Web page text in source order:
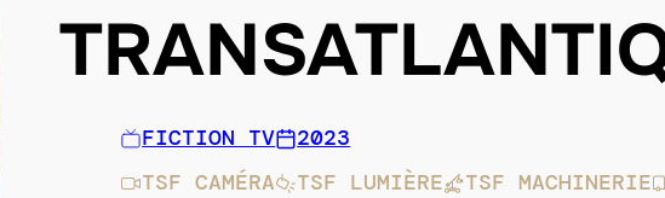
FICTION TV
2023
TSF CAMÉRA
TSF LUMIÈRE TSF MACHINERIE